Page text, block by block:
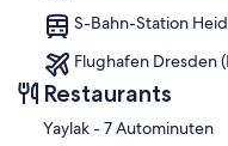
S-Bahn-Station
Flughafen Dresden
Restaurants
‪Yaylak - ‬7 Autominuten